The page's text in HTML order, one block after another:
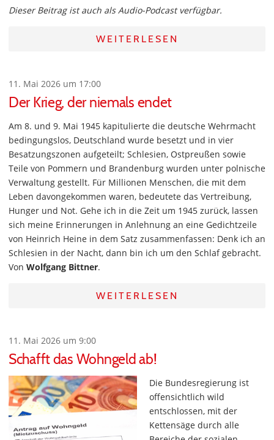
Dieser Beitrag ist auch als Audio-Podcast verfügbar.
WEITERLESEN
11. Mai 2026 um 17:00
Der Krieg, der niemals endet
Am 8. und 9. Mai 1945 kapitulierte die deutsche Wehrmacht
bedingungslos, Deutschland wurde besetzt und in vier
Besatzungszonen aufgeteilt; Schlesien, Ostpreußen sowie
Teile von Pommern und Brandenburg wurden unter polnische
Verwaltung gestellt. Für Millionen Menschen, die mit dem
Leben davongekommen waren, bedeutete das Vertreibung,
Hunger und Not. Gehe ich in die Zeit um 1945 zurück, lassen
sich meine Erinnerungen in Anlehnung an eine Gedichtzeile
von Heinrich Heine in dem Satz zusammenfassen: Denk ich an
Schlesien in der Nacht, dann bin ich um den Schlaf gebracht.
Von Wolfgang Bittner.
WEITERLESEN
11. Mai 2026 um 9:00
Schafft das Wohngeld ab!
Die Bundesregierung ist
offensichtlich wild
entschlossen, mit der
Kettensäge durch alle